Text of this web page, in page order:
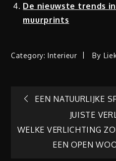
De nieuwste trends
muurprints
Category:Interieur By
EEN NATUURLIJKE
JUISTE
WELKE VERLICHTING
EEN OPEN